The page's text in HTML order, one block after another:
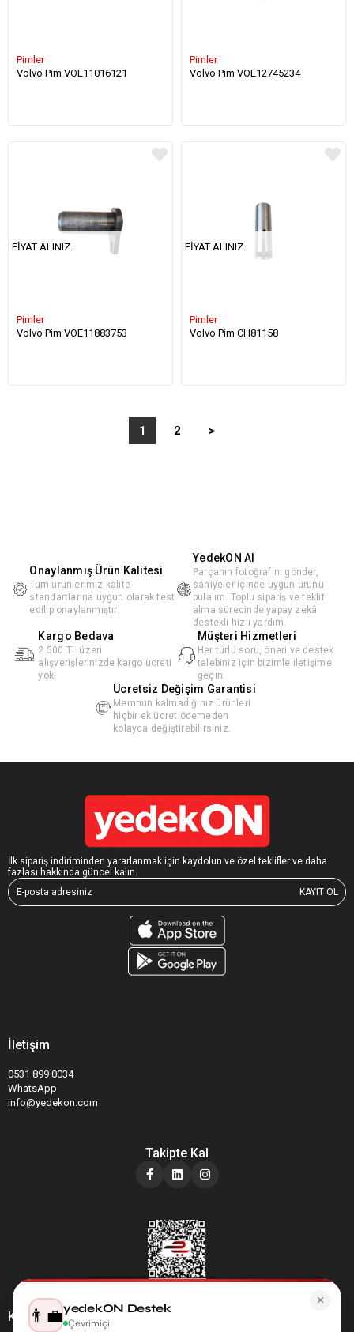
Pimler
Volvo Pim VOE11016121
Pimler
Volvo Pim VOE12745234
Pimler
Volvo Pim VOE11883753
FIYAT ALINIZ.
Pimler
Volvo Pim CH81158
FIYAT ALINIZ.
1 2 >
Onaylanmış Ürün Kalitesi
Tüm ürünlerimiz kalite
standartlarına uygun olarak test
edilip onaylanmıştır.
YedekON AI
Parçanın fotoğrafını gönder,
saniyeler içinde uygun ürünü
bulalım. Toplu sipariş ve teklif
alma sürecinde yapay zekâ
destekli hızlı yardım.
Kargo Bedava
2.500 TL üzeri
alışverişlerinizde kargo ücreti
yok!
Müşteri Hizmetleri
Her türlü soru, öneri ve destek
talebiniz için bizimle iletişime
geçin.
Ücretsiz Değişim Garantisi
Memnun kalmadığınız ürünleri
hiçbir ek ücret ödemeden
kolayca değiştirebilirsiniz.
İlk sipariş indiriminden yararlanmak için kaydolun ve özel teklifler ve daha
fazlası hakkında güncel kalın.
KAYIT OL
İletişim
0531 899 0034
WhatsApp
info@yedekon.com
Takipte Kal
Kategoriler
×
👨‍💼yedekON Destek
Çevrimiçi